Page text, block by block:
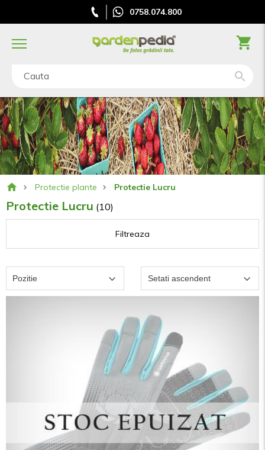
0758.074.800
Cauta
Protectie plante Protectie Lucru
Protectie Lucru (10)
Filtreaza